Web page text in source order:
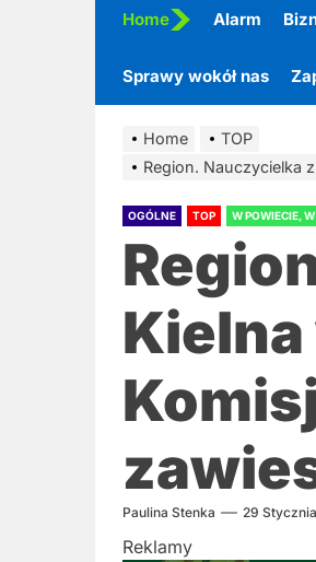
Home Alarm
Sprawy wokół nas
Home
TOP
Region. Nauczycielka
OGÓLNE TOP W POWIECIE,
Paulina Stenka 29
Reklamy